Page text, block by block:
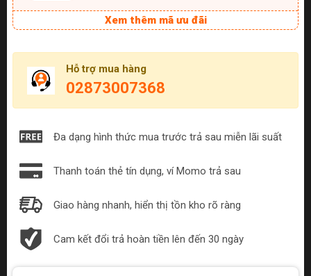
Xem thêm mã ưu đãi
Hỗ trợ mua hàng
02873007368
Đa dạng hình thức mua trước trả sau miễn lãi suất
Thanh toán thẻ tín dụng, ví Momo trả sau
Giao hàng nhanh, hiển thị tồn kho rõ ràng
Cam kết đổi trả hoàn tiền lên đến 30 ngày